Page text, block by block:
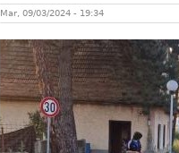
Mar, 09/03/2024 - 19:34